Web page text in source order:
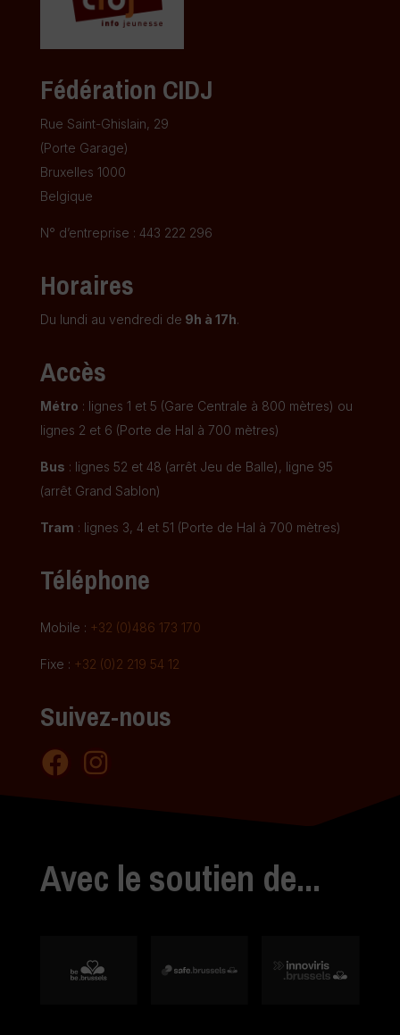
Fédération CIDJ
Rue Saint-Ghislain, 29
(Porte Garage)
Bruxelles 1000
Belgique
N° d’entreprise : 443 222 296
Horaires
Du lundi au vendredi de 9h à 17h.
Accès
Métro : lignes 1 et 5 (Gare Centrale à 800 mètres) ou
lignes 2 et 6 (Porte de Hal à 700 mètres)
Bus : lignes 52 et 48 (arrêt Jeu de Balle), ligne 95
(arrêt Grand Sablon)
Tram : lignes 3, 4 et 51 (Porte de Hal à 700 mètres)
Téléphone
Mobile : +32 (0)486 173 170
Fixe : +32 (0)2 219 54 12
Suivez-nous
Avec le soutien de...